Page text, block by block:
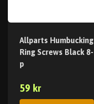
Allparts Humbucking
Ring Screws Black 8-
p
59 kr